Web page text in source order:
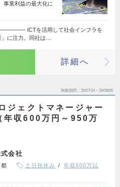
事業利益の最大化に
ICTを活用して社会インフラを
に注力。同社は…
詳細へ
掲載期間 26/07/24～26/08/06
ジェクトマネージャー
年収600万円～950万
会社
土日祝休み
年収600万以